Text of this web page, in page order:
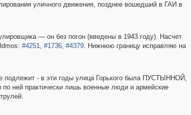
5
уличного движения, позднее вошедший в ГАИ в
— он без погон (введены в 1943 году). Насчет
#4251, #1736, #4379. Нижнюю границу исправляю на
- в эти годы улица Горького была ПУСТЫННОЙ,
ней практически лишь военные люди и армейские